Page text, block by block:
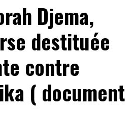
Djema,
destituée
contre
( document